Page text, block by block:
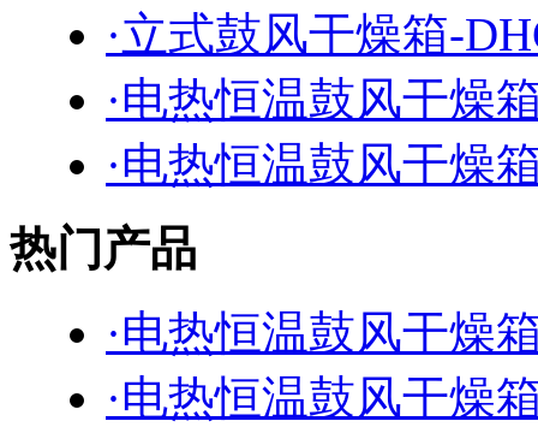
·立式鼓风干燥箱-
·电热恒温鼓风干燥
·电热恒温鼓风干燥
热门产品
·电热恒温鼓风干燥
·电热恒温鼓风干燥